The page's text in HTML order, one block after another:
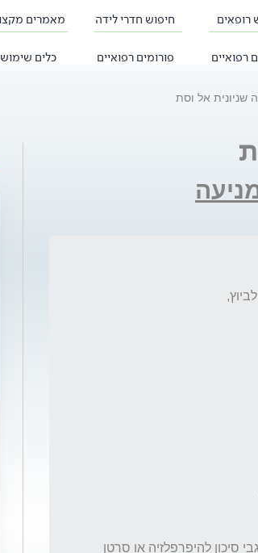
רופאים חיפוש חדרי לידה מאמרים
רפואיים פורומים רפואיים כלים